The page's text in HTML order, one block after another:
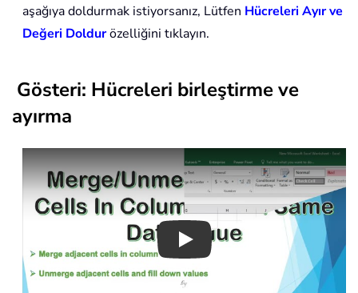
aşağıya doldurmak istiyorsanız, Lütfen Hücreleri Ayır ve
Değeri Doldurözelliğini tıklayın.
Gösteri: Hücreleri birleştirme ve
ayırma
Play